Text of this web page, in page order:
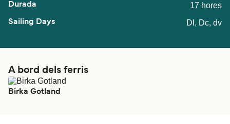
17 hores
Dl, Dc, dv
A bord dels ferris
Birka Gotland